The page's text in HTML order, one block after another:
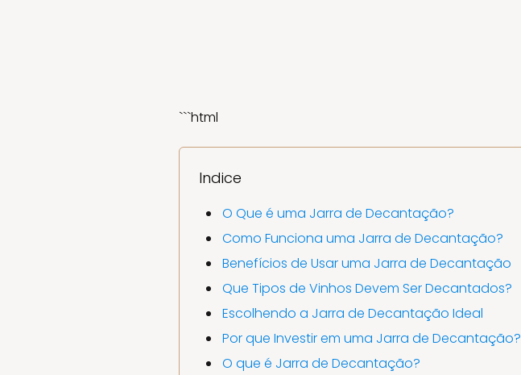
```html
Indice
O Que é uma Jarra de Decantação?
Como Funciona uma Jarra de Decantação?
Benefícios de Usar uma Jarra de Decantação
Que Tipos de Vinhos Devem Ser Decantados?
Escolhendo a Jarra de Decantação Ideal
Por que Investir em uma Jarra de Decantação?
O que é Jarra de Decantação?